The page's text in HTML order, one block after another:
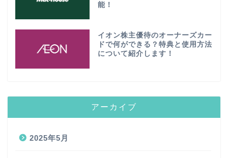
能！
イオン株主優待のオーナーズカー
ドで何ができる？特典と使用方法
について紹介します！
アーカイブ
2025年5月